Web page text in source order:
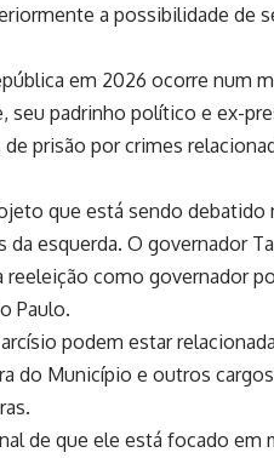
a possibilidade de
em 2026 ocorre num
padrinho político e ex-
prisão por crimes
que está sendo debatido
esquerda. O governador
como governador
Paulo.
podem estar
do Município e outros
de que ele está focado em